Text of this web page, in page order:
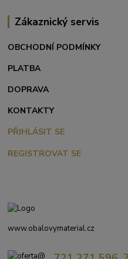
Zákaznický servis
OBCHODNÍ PODMÍNKY
PLATBA
DOPRAVA
KONTAKTY
PŘIHLÁSIT SE
REGISTROVAT SE
www.obalovymaterial.cz